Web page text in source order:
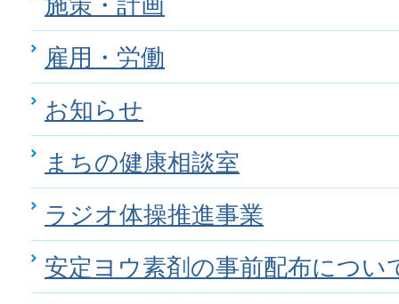
雇用・労働
お知らせ
まちの健康相談室
ラジオ体操推進事業
安定ヨウ素剤の事前配布につい